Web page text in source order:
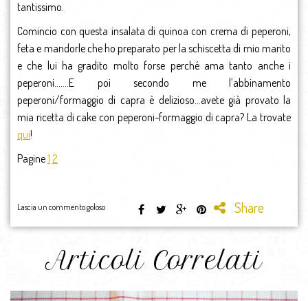
tantissimo.
Comincio con questa insalata di quinoa con crema di peperoni,
feta e mandorle che ho preparato per la schiscetta di mio marito
e che lui ha gradito molto forse perché ama tanto anche i
peperoni…….E poi secondo me l’abbinamento
peperoni/formaggio di capra è delizioso…avete già provato la
mia ricetta di cake con peperoni-formaggio di capra? La trovate
qui!
Pagine1 2
Lascia un commento goloso Share
Articoli Correlati